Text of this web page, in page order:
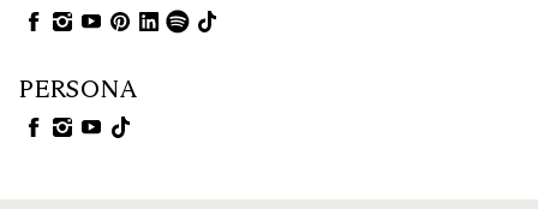
PERSONA